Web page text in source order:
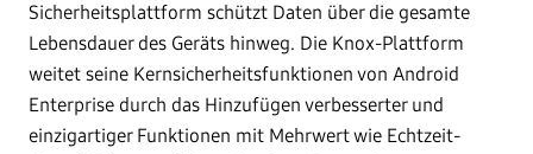
Sicherheitsplattform schützt Daten über die gesamte
Lebensdauer des Geräts hinweg. Die Knox-Plattform
weitet seine Kernsicherheitsfunktionen von Android
Enterprise durch das Hinzufügen verbesserter und
einzigartiger Funktionen mit Mehrwert wie Echtzeit-